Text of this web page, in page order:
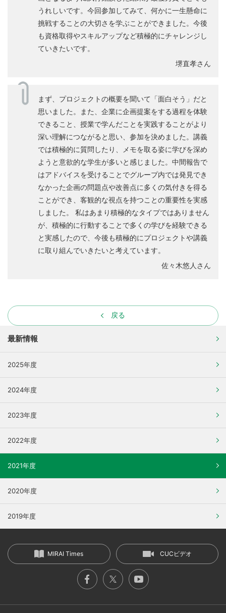
うれしいです。今回参加してみて、何かに一生懸命に
挑戦することの大切さを学ぶことができました。今後
も資格取得やスキルアップなど積極的にチャレンジし
ていきたいです。
堺直孝さん
まず、プロジェクトの概要を聞いて「面白そう」だと
思いました。また、企業に企画提案をする過程を体験
できること、授業で学んだことを実践することがより
深い理解につながると思い、参加を決めました。講義
では積極的に質問したり、メモを取る姿に学びを深め
ようと意欲的な学生が多いと感じました。中間報告で
はアドバイスを受けることでグループ内では発見でき
なかった企画の問題点や改善点に多くの気付きを得る
ことができ、客観的な視点を持つことの重要性を実感
しました。 私はあまり積極的なタイプではありません
が、積極的に行動することで多くの学びを経験できる
と実感したので、今後も積極的にプロジェクトや講義
に取り組んでいきたいと考えています。
佐々木悠人さん
戻る
最新情報
2025年度
2024年度
2023年度
2022年度
2021年度
2020年度
2019年度
MIRAI Times CUCビデオ